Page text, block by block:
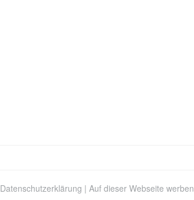
Datenschutzerklärung | Auf dieser Webseite werben